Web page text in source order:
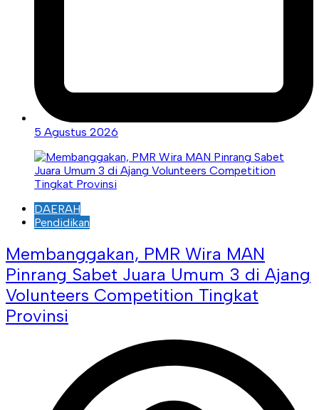
5 Agustus 2026
DAERAH
Pendidikan
Membanggakan, PMR Wira MAN
Pinrang Sabet Juara Umum 3 di Ajang
Volunteers Competition Tingkat
Provinsi